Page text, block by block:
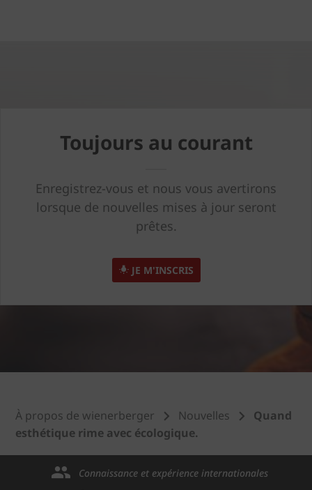
Toujours au courant
Enregistrez-vous et nous vous avertirons
lorsque de nouvelles mises à jour seront
prêtes.
JE M'INSCRIS
À propos de wienerberger Nouvelles
Quand
esthétique rime avec écologique.
Connaissance et expérience internationales